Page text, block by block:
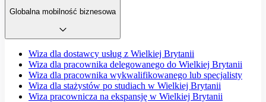
Globalna mobilność biznesowa
Wiza dla dostawcy usług z Wielkiej Brytanii
Wiza dla pracownika delegowanego do Wielkiej Brytanii
Wiza dla pracownika wykwalifikowanego lub specjalisty
Wiza dla stażystów po studiach w Wielkiej Brytanii
Wiza pracownicza na ekspansję w Wielkiej Brytanii